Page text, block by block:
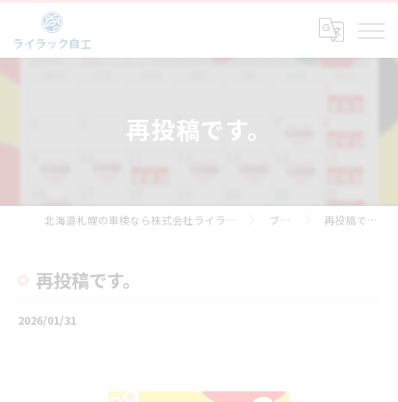
再投稿です。
北海道札幌の車検なら株式会社ライラック自工 ブログ 再投稿です。
再投稿です。
2026/01/31